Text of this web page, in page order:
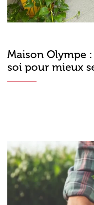
Maison Olympe
soi pour mieux